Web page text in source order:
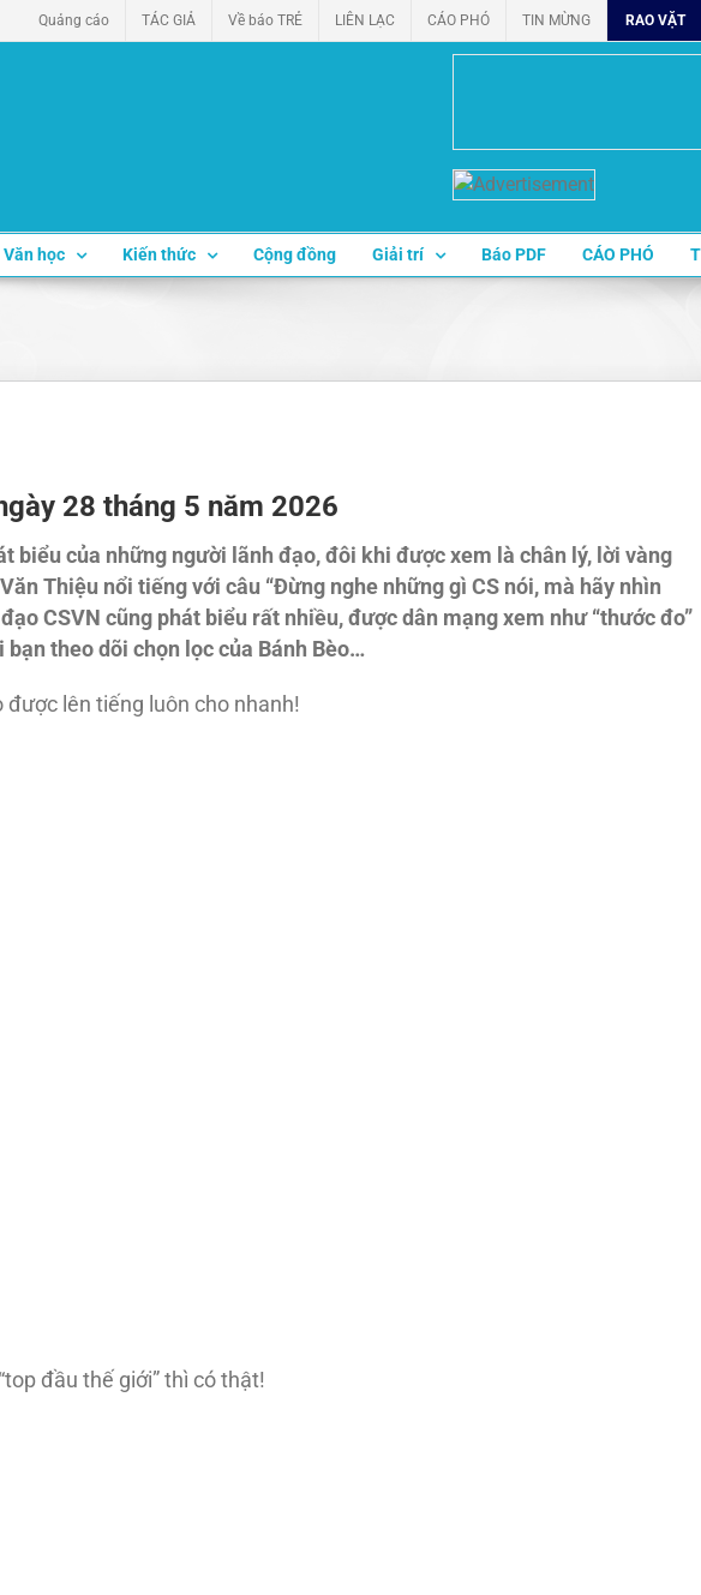
Quảng cáo TÁC GIẢ Về báo TRẺ LIÊN LẠC CÁO PHÓ TIN MỪNG RAO VẶT
Văn học Kiến thức Cộng đồng Giải trí Báo PDF CÁO PHÓ
28 tháng 5 năm 2026
biểu của những người lãnh đạo, đôi khi được xem là chân lý, lời vàng
Thiệu nổi tiếng với câu “Đừng nghe những gì CS nói, mà hãy nhìn
CSVN cũng phát biểu rất nhiều, được dân mạng xem như “thước đo”
bạn theo dõi chọn lọc của Bánh Bèo…
được lên tiếng luôn cho nhanh!
đầu thế giới” thì có thật!